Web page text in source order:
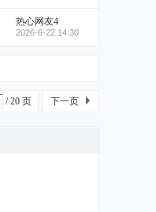
热心网友4
2026-6-22 14:30
/ 20 页 下一页